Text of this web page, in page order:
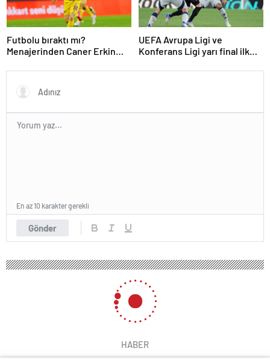
Futbolu bıraktı mı?
Menajerinden Caner Erkin
UEFA Avrupa Ligi ve
Konferans Ligi yarı final ilk
Gönder
En az 10 karakter gerekli
HABER